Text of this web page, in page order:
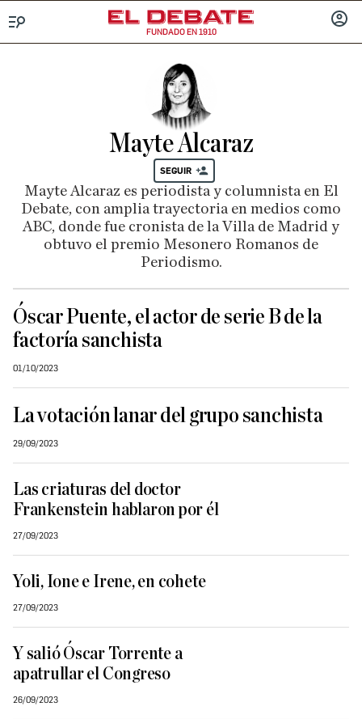
FUNDADO EN 1910
Mayte Alcaraz
SEGUIR
Mayte Alcaraz es periodista y columnista en El
Debate, con amplia trayectoria en medios como
ABC, donde fue cronista de la Villa de Madrid y
obtuvo el premio Mesonero Romanos de
Periodismo.
Óscar Puente, el actor de serie B de la
factoría sanchista
01/10/2023
La votación lanar del grupo sanchista
29/09/2023
Las criaturas del doctor
Frankenstein hablaron por él
27/09/2023
Yoli, Ione e Irene, en cohete
27/09/2023
Y salió Óscar Torrente a
apatrullar el Congreso
26/09/2023